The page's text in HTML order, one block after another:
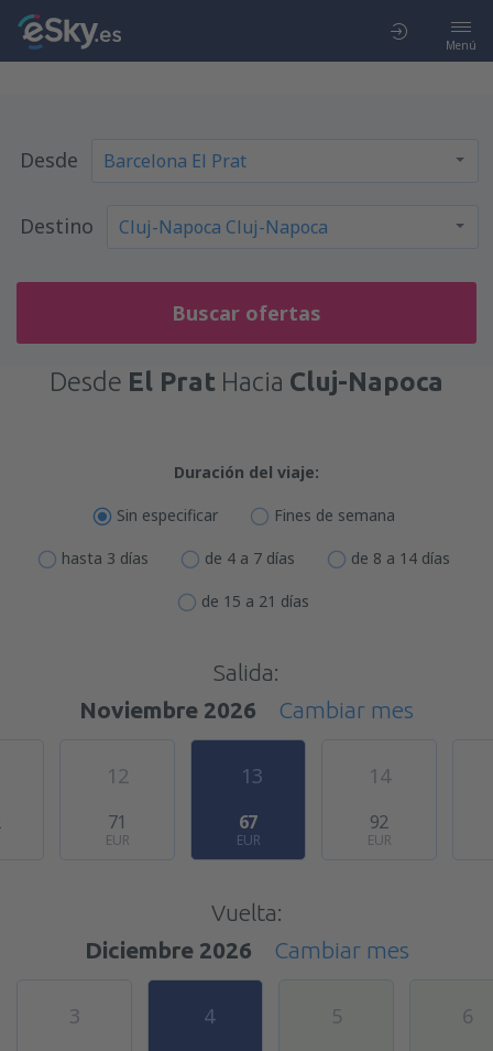
Menú
Desde
Destino
Buscar ofertas
Desde El Prat Hacia Cluj-Napoca
Duración del viaje:
Sin especificar Fines de semana
hasta 3 días de 4 a 7 días de 8 a 14 días
de 15 a 21 días
Salida:
Noviembre 2026
Cambiar mes
12
71
EUR
13
67
EUR
14
92
EUR
Vuelta:
Diciembre 2026
Cambiar mes
3 4 5 6